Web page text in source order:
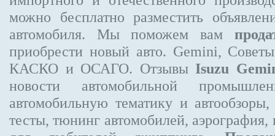
можно бесплатно разместить
автомобиля. Мы поможем вам
приобрести новый авто. Gemini,
КАСКО и ОСАГО. Отзывы Isuzu
новости автомобильной
автомобильную тематику и
тесты, тюнинг автомобилей,